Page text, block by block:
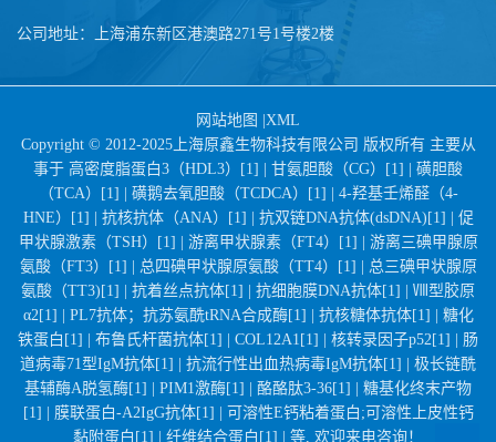
公司地址：上海浦东新区港澳路271号1号楼2楼
网站地图 |XML
Copyright © 2012-2025上海原鑫生物科技有限公司 版权所有 主要从
事于 高密度脂蛋白3（HDL3）[1] | 甘氨胆酸（CG）[1] | 磺胆酸
（TCA）[1] | 磺鹅去氧胆酸（TCDCA）[1] | 4-羟基壬烯醛（4-
HNE）[1] | 抗核抗体（ANA）[1] | 抗双链DNA抗体(dsDNA)[1] | 促
甲状腺激素（TSH）[1] | 游离甲状腺素（FT4）[1] | 游离三碘甲腺原
氨酸（FT3）[1] | 总四碘甲状腺原氨酸（TT4）[1] | 总三碘甲状腺原
氨酸（TT3)[1] | 抗着丝点抗体[1] | 抗细胞膜DNA抗体[1] | Ⅷ型胶原
α2[1] | PL7抗体；抗苏氨酰tRNA合成酶[1] | 抗核糖体抗体[1] | 糖化
铁蛋白[1] | 布鲁氏杆菌抗体[1] | COL12A1[1] | 核转录因子p52[1] | 肠
道病毒71型IgM抗体[1] | 抗流行性出血热病毒IgM抗体[1] | 极长链酰
基辅酶A脱氢酶[1] | PIM1激酶[1] | 酪酪肽3-36[1] | 糖基化终末产物
[1] | 膜联蛋白-A2IgG抗体[1] | 可溶性E钙粘着蛋白;可溶性上皮性钙
黏附蛋白[1] | 纤维结合蛋白[1] | 等, 欢迎来电咨询！